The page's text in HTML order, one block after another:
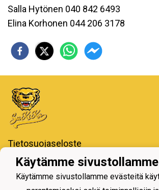
Salla Hytönen 040 842 6493
Elina Korhonen 044 206 3178
Tietosuojaseloste
Iiro Areena - Koulukatu,
77600 Suonenjoki
Käytämme
Käytämme sivustollamme evästeitä